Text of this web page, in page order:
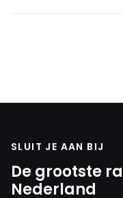
SLUIT JE AAN BIJ
De grootste
Nederland